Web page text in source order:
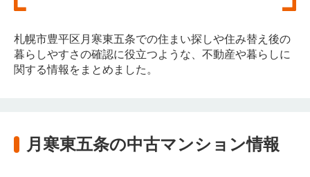
札幌市豊平区月寒東五条での住まい探しや住み替え後の
暮らしやすさの確認に役立つような、不動産や暮らしに
関する情報をまとめました。
月寒東五条の中古マンション情報